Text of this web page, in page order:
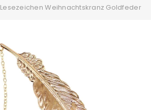
Lesezeichen Weihnachtskranz Goldfeder